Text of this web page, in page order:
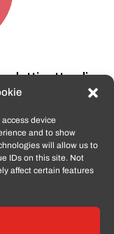
device
and to show
will allow us to
IDs on this site. Not
affect certain features
attendi
n.1 in italia per
e certificati
HUAWEI,
altro